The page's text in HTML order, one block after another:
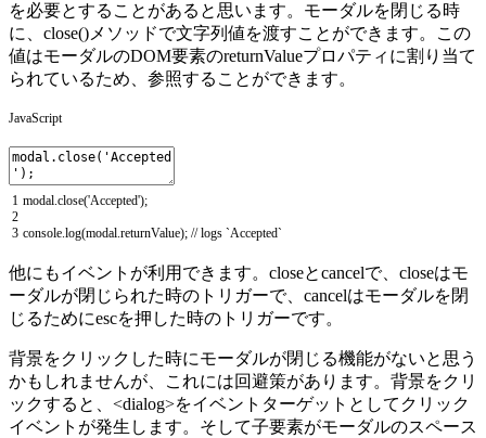
を必要とすることがあると思います。モーダルを閉じる時
に、close()メソッドで文字列値を渡すことができます。この
値はモーダルのDOM要素のreturnValueプロパティに割り当て
られているため、参照することができます。
JavaScript
1
2
3
modal.close('Accepted');
console.log(modal.returnValue); // logs `Accepted`
他にもイベントが利用できます。closeとcancelで、closeはモ
ーダルが閉じられた時のトリガーで、cancelはモーダルを閉
じるためにescを押した時のトリガーです。
背景をクリックした時にモーダルが閉じる機能がないと思う
かもしれませんが、これには回避策があります。背景をクリ
ックすると、<dialog>をイベントターゲットとしてクリック
イベントが発生します。そして子要素がモーダルのスペース